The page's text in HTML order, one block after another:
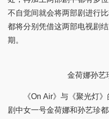
不自觉间就会将两部剧进行
都将分别凭借这两部电视剧
期。
金荷娜孙艺
《On Air》与《聚光灯》
剧中女一号金荷娜和孙艺珍